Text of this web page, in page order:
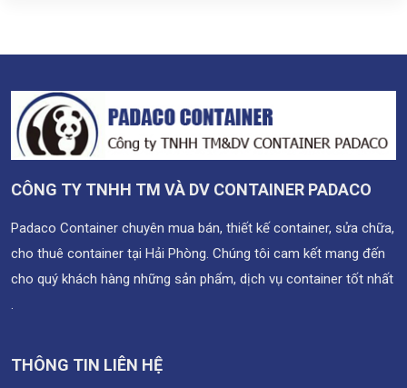
CÔNG TY TNHH TM VÀ DV CONTAINER PADACO
Padaco Container chuyên mua bán, thiết kế container, sửa chữa,
cho thuê container tại Hải Phòng. Chúng tôi cam kết mang đến
cho quý khách hàng những sản phẩm, dịch vụ container tốt nhất
.
THÔNG TIN LIÊN HỆ